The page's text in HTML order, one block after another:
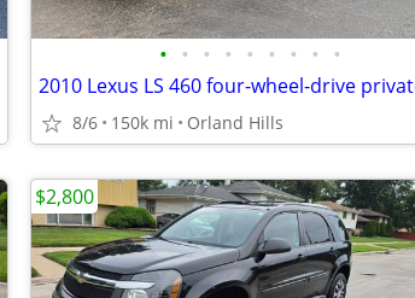
• • • • • • • • •
8/6 150k mi Orland Hills
$2,800